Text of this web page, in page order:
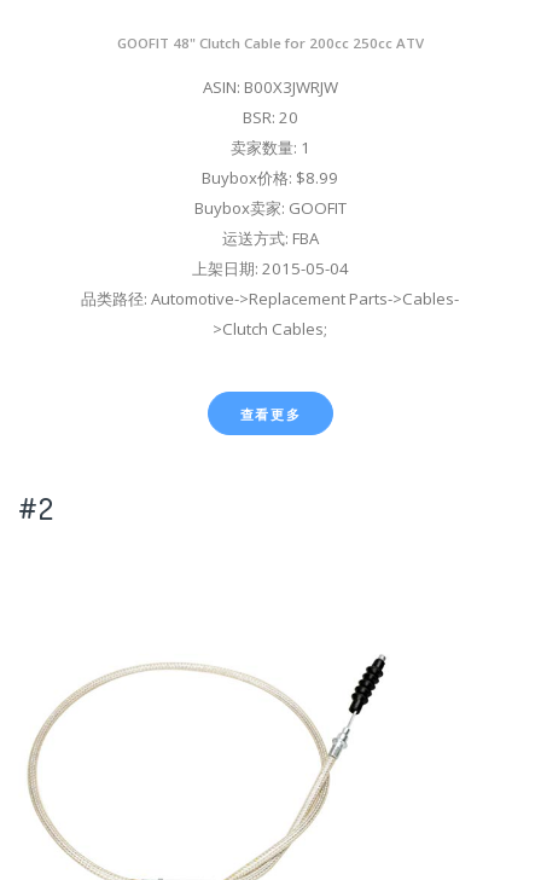
GOOFIT 48" Clutch Cable for 200cc 250cc ATV
ASIN: B00X3JWRJW
BSR: 20
卖家数量: 1
Buybox价格: $8.99
Buybox卖家: GOOFIT
运送方式: FBA
上架日期: 2015-05-04
品类路径: Automotive->Replacement Parts->Cables-
>Clutch Cables;
查看更多
#2